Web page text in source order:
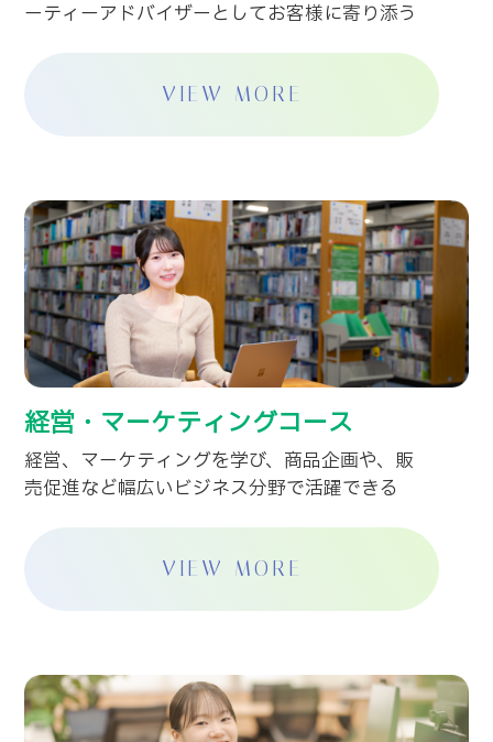
ーティーアドバイザーとしてお客様に寄り添う
VIEW MORE
経営・マーケティングコース
経営、マーケティングを学び、商品企画や、販
売促進など幅広いビジネス分野で活躍できる
VIEW MORE